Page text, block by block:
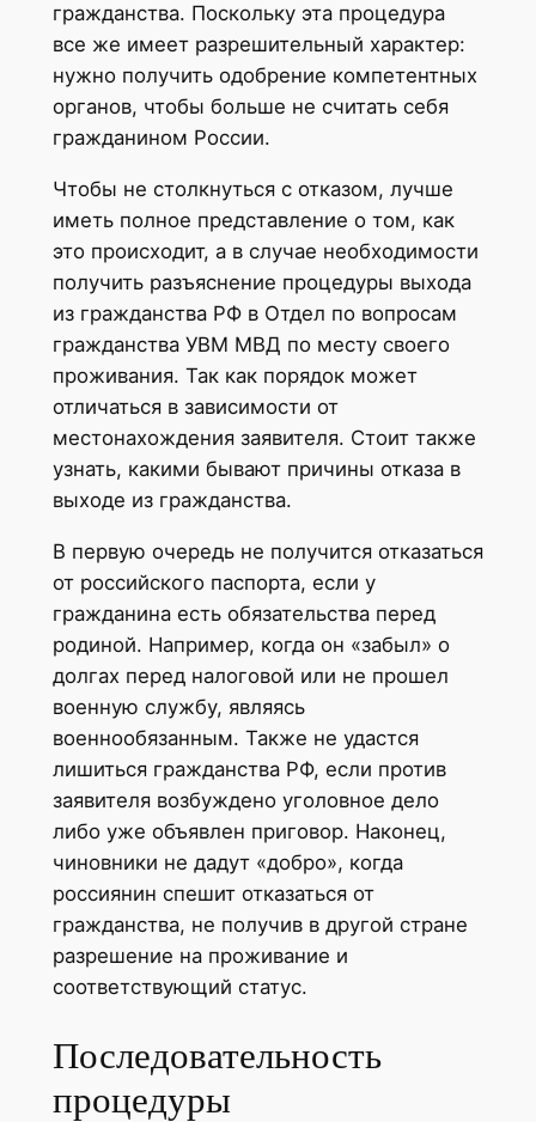
гражданства. Поскольку эта процедура
все же имеет разрешительный характер:
нужно получить одобрение компетентных
органов, чтобы больше не считать себя
гражданином России.
Чтобы не столкнуться с отказом, лучше
иметь полное представление о том, как
это происходит, а в случае необходимости
получить разъяснение процедуры выхода
из гражданства РФ в Отдел по вопросам
гражданства УВМ МВД по месту своего
проживания. Так как порядок может
отличаться в зависимости от
местонахождения заявителя. Стоит также
узнать, какими бывают причины отказа в
выходе из гражданства.
В первую очередь не получится отказаться
от российского паспорта, если у
гражданина есть обязательства перед
родиной. Например, когда он «забыл» о
долгах перед налоговой или не прошел
военную службу, являясь
военнообязанным. Также не удастся
лишиться гражданства РФ, если против
заявителя возбуждено уголовное дело
либо уже объявлен приговор. Наконец,
чиновники не дадут «добро», когда
россиянин спешит отказаться от
гражданства, не получив в другой стране
разрешение на проживание и
соответствующий статус.
Последовательность
процедуры